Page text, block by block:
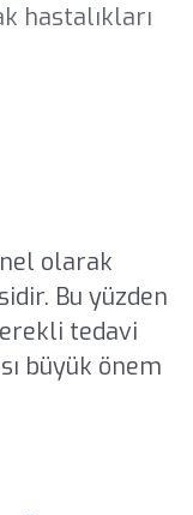
hastalıkları
olarak
Bu yüzden
tedavi
büyük önem